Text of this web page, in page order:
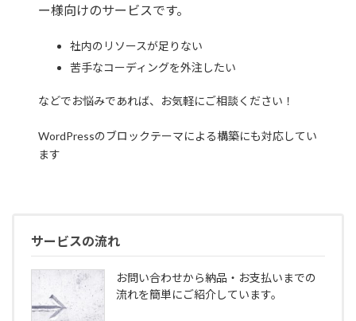
ー様向けのサービスです。
社内のリソースが足りない
苦手なコーディングを外注したい
などでお悩みであれば、お気軽にご相談ください！
WordPressのブロックテーマによる構築にも対応してい
ます
サービスの流れ
お問い合わせから納品・お支払いまでの
流れを簡単にご紹介しています。